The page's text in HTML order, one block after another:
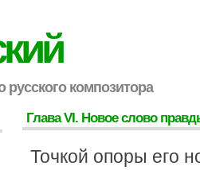
русского композитора
Глава VI. Новое слово
Точкой опоры его